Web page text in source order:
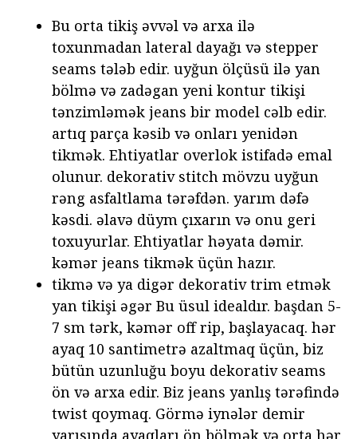
Bu orta tikiş əvvəl və arxa ilə
toxunmadan lateral dayağı və stepper
seams tələb edir. uyğun ölçüsü ilə yan
bölmə və zadəgan yeni kontur tikişi
tənzimləmək jeans bir model cəlb edir.
artıq parça kəsib və onları yenidən
tikmək. Ehtiyatlar overlok istifadə emal
olunur. dekorativ stitch mövzu uyğun
rəng asfaltlama tərəfdən. yarım dəfə
kəsdi. əlavə düym çıxarın və onu geri
toxuyurlar. Ehtiyatlar həyata dəmir.
kəmər jeans tikmək üçün hazır.
tikmə və ya digər dekorativ trim etmək
yan tikişi əgər Bu üsul idealdır. başdan 5-
7 sm tərk, kəmər off rip, başlayacaq. hər
ayaq 10 santimetrə azaltmaq üçün, biz
bütün uzunluğu boyu dekorativ seams
ön və arxa edir. Biz jeans yanlış tərəfində
twist qoymaq. Görmə iynələr demir
yarısında ayaqları ön bölmək və orta hər